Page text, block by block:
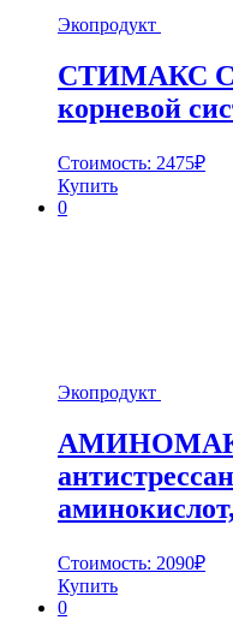
Экопродукт
СТИМАКС
корневой
Стоимость: 2475₽
Купить
0
Экопродукт
Стоимость: 2090₽
Купить
0